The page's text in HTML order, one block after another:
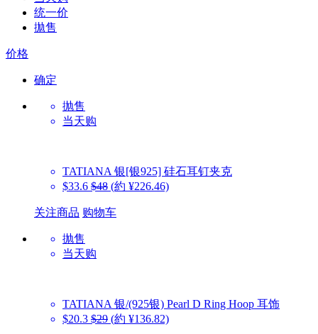
统一价
拋售
价格
确定
抛售
当天购
TATIANA 银[银925] 硅石耳钉夹克
$33.6 $48 (約 ¥226.46)
关注商品 购物车
抛售
当天购
TATIANA 银/(925银) Pearl D Ring Hoop 耳饰
$20.3 $29 (約 ¥136.82)